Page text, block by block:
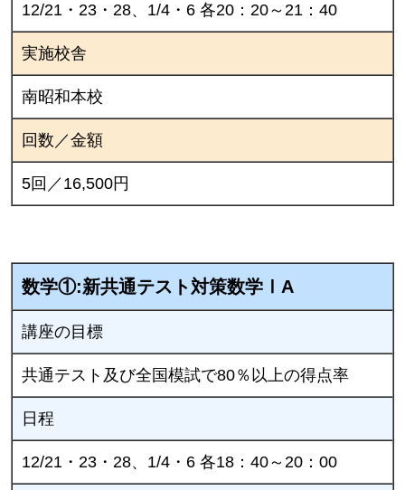
12/21・23・28、1/4・6 各20：20～21：40
実施校舎
南昭和本校
回数／金額
5回／16,500円
数学①:新共通テスト対策数学ⅠA
講座の目標
共通テスト及び全国模試で80％以上の得点率
日程
12/21・23・28、1/4・6 各18：40～20：00